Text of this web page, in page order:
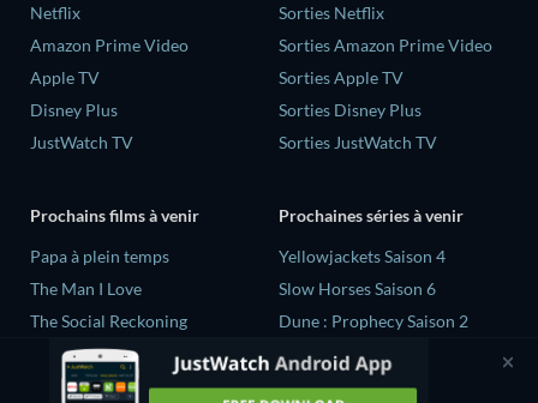
Netflix
Amazon Prime Video
Apple TV
Disney Plus
JustWatch TV
Sorties Netflix
Sorties Amazon Prime Video
Sorties Apple TV
Sorties Disney Plus
Sorties JustWatch TV
Prochains films à venir
‎Papa à plein temps
The Man I Love
The Social Reckoning
La Conscience politique
Le Dernier Refuge
Prochaines séries à venir
Yellowjackets Saison 4
Slow Horses Saison 6
Dune : Prophecy Saison 2
The Gentlemen Saison 2
Love Is Blind: UK Saison 3